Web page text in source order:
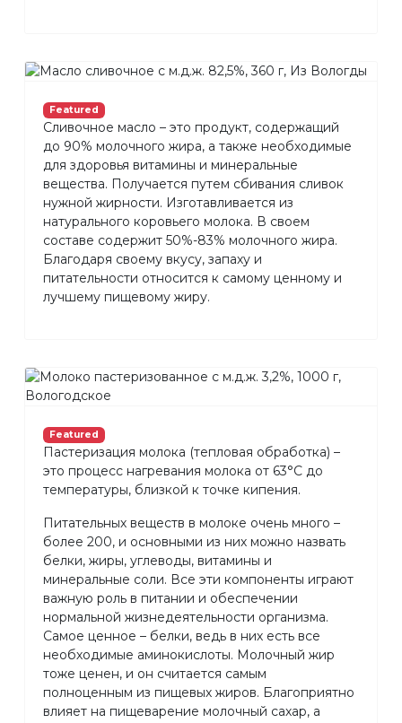
Featured
Сливочное масло – это продукт, содержащий
до 90% молочного жира, а также необходимые
для здоровья витамины и минеральные
вещества. Получается путем сбивания сливок
нужной жирности. Изготавливается из
натурального коровьего молока. В своем
составе содержит 50%-83% молочного жира.
Благодаря своему вкусу, запаху и
питательности относится к самому ценному и
лучшему пищевому жиру.
Featured
Пастеризация молока (тепловая обработка) –
это процесс нагревания молока от 63°С до
температуры, близкой к точке кипения.
Питательных веществ в молоке очень много –
более 200, и основными из них можно назвать
белки, жиры, углеводы, витамины и
минеральные соли. Все эти компоненты играют
важную роль в питании и обеспечении
нормальной жизнедеятельности организма.
Самое ценное – белки, ведь в них есть все
необходимые аминокислоты. Молочный жир
тоже ценен, и он считается самым
полноценным из пищевых жиров. Благоприятно
влияет на пищеварение молочный сахар, а